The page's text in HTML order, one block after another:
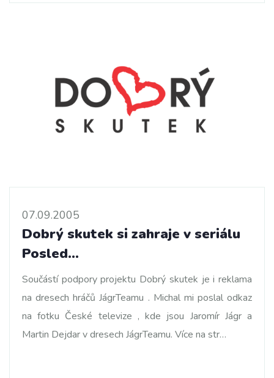
07.09.2005
Dobrý skutek si zahraje v seriálu
Posled…
Součástí podpory projektu Dobrý skutek je i reklama
na dresech hráčů JágrTeamu . Michal mi poslal odkaz
na fotku České televize , kde jsou Jaromír Jágr a
Martin Dejdar v dresech JágrTeamu. Více na str…